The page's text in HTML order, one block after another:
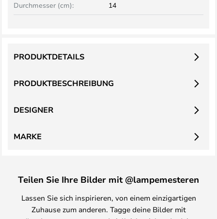
Durchmesser (cm): 14
PRODUKTBESCHREIBUNG
PRODUKTDETAILS
DESIGNER
MARKE
Teilen Sie Ihre Bilder mit @lampemesteren
Lassen Sie sich inspirieren, von einem einzigartigen
Zuhause zum anderen. Tagge deine Bilder mit